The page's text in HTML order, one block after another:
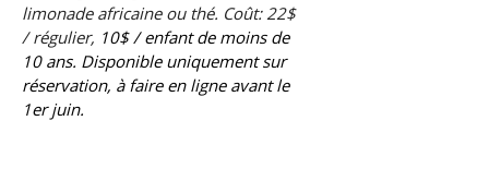
limonade africaine ou thé. Coût: 22$
/ régulier, 10$ / enfant de moins de
10 ans. Disponible uniquement sur
réservation, à faire en ligne avant le
1er juin.